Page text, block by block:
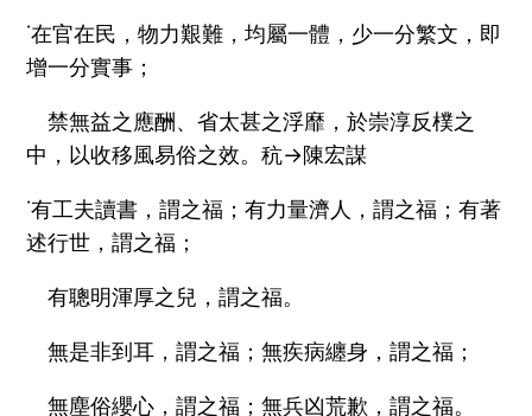
˙在官在民，物力艱難，均屬一體，少一分繁文，即
增一分實事；
禁無益之應酬、省太甚之浮靡，於崇淳反樸之
中，以收移風易俗之效。秔→陳宏謀
˙有工夫讀書，謂之福；有力量濟人，謂之福；有著
述行世，謂之福；
有聰明渾厚之兒，謂之福。
無是非到耳，謂之福；無疾病纏身，謂之福；
無塵俗纓心，謂之福；無兵凶荒歉，謂之福。